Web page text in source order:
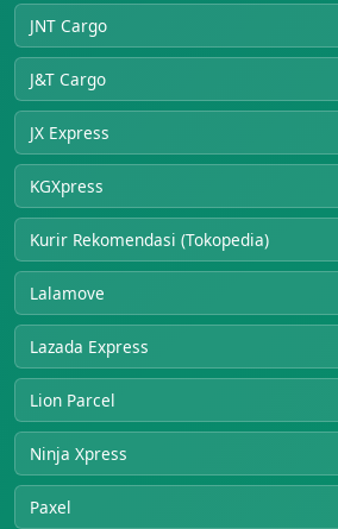
JNT Cargo
J&T Cargo
JX Express
KGXpress
Kurir Rekomendasi (Tokopedia)
Lalamove
Lazada Express
Lion Parcel
Ninja Xpress
Paxel